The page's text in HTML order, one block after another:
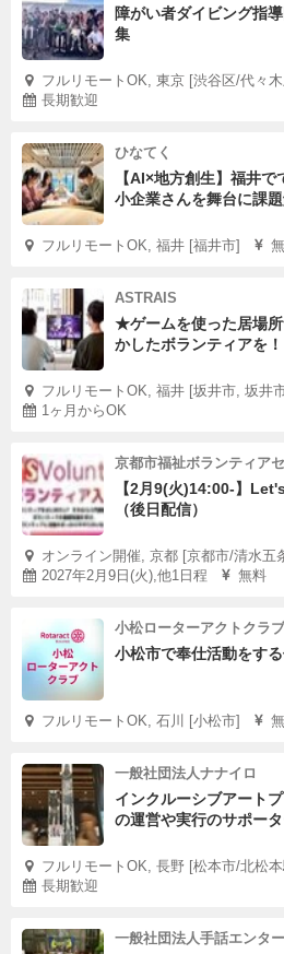
障がい者ダイビング指
集
フルリモートOK, 東京 [渋谷区/代々
長期歓迎
ひなてく
【AI×地方創生】福井
小企業さんを舞台に課題
フルリモートOK, 福井 [福井市]
ASTRAIS
★ゲームを使った居場
かしたボランティアを！
フルリモートOK, 福井 [坂井市, 坂井
1ヶ月からOK
京都市福祉ボランティア
【2月9(火)14:00-】
（後日配信）
オンライン開催, 京都 [京都市/清水五
2027年2月9日(火),他1日程
無料
小松ローターアクトクラブ
小松市で奉仕活動をす
フルリモートOK, 石川 [小松市]
一般社団法人ナナイロ
インクルーシブアート
の運営や実行のサポー
フルリモートOK, 長野 [松本市/北松
長期歓迎
一般社団法人手話エンタ